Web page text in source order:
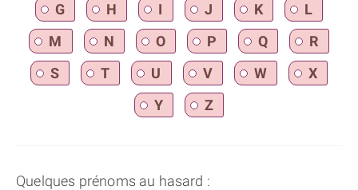
G
H I J K
L
M
N O P Q
R
S
T U V W
X
Y
Z
Quelques prénoms au hasard :